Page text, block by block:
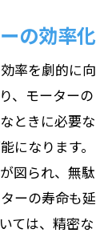
の効率化
率を劇的に向
、モーターの
ときに必要な
になります。
図られ、無駄
ーの寿命も延
ては、精密な